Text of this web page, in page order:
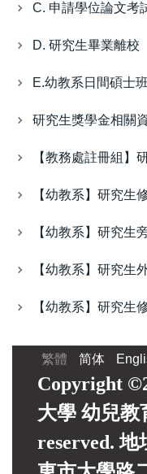
C. 申請學位論文考
D. 研究生畢業離校
E.幼教系日間碩士
研究生獎學金相關
【教務處註冊組】
【幼教系】研究生
【幼教系】研究生
【幼教系】研究生
【幼教系】研究生
繁體 简体
Copyright
大學 幼兒
reserved. 地